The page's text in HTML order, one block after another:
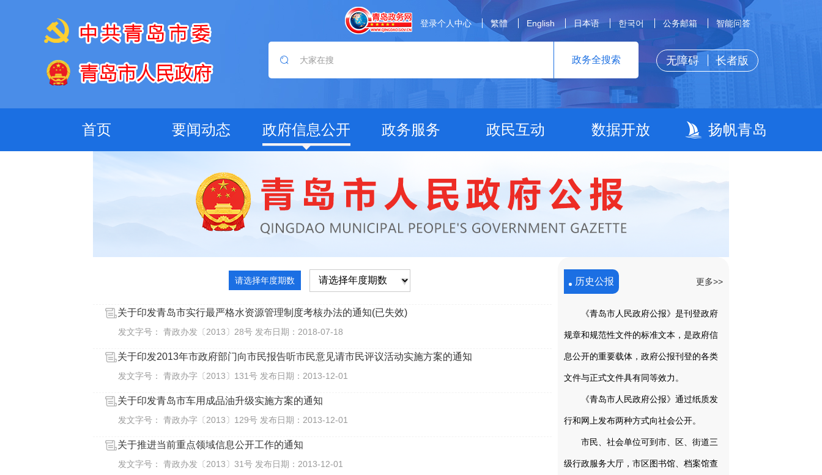
登录个人中心 繁體 English 日本语 한국어 公务邮箱 智能问答
无障碍 长者版
政务全搜索
首页 要闻动态 政府信息公开 政务服务 政民互动 数据开放 扬帆青岛
请选择年度期数
关于印发青岛市实行最严格水资源管理制度考核办法的通知(已失效)
发文字号： 青政办发〔2013〕28号 发布日期：2018-07-18
关于印发2013年市政府部门向市民报告听市民意见请市民评议活动实施方案的通知
发文字号： 青政办字〔2013〕131号 发布日期：2013-12-01
关于印发青岛市车用成品油升级实施方案的通知
发文字号： 青政办字〔2013〕129号 发布日期：2013-12-01
关于推进当前重点领域信息公开工作的通知
发文字号： 青政办发〔2013〕31号 发布日期：2013-12-01
历史公报 更多>>
《青岛市人民政府公报》是刊登政府
规章和规范性文件的标准文本，是政府信
息公开的重要载体，政府公报刊登的各类
文件与正式文件具有同等效力。
《青岛市人民政府公报》通过纸质发
行和网上发布两种方式向社会公开。
市民、社会单位可到市、区、街道三
级行政服务大厅，市区图书馆、档案馆查